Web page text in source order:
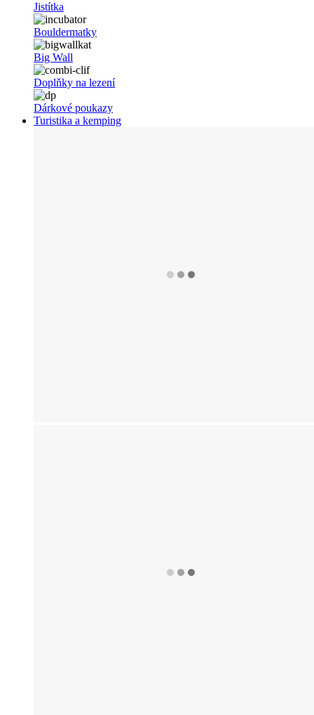
Jistítka
Bouldermatky
Big Wall
Doplňky na lezení
Dárkové poukazy
Turistika a kemping